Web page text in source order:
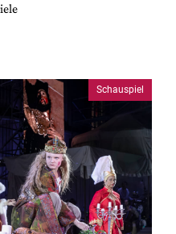
Schauspiel